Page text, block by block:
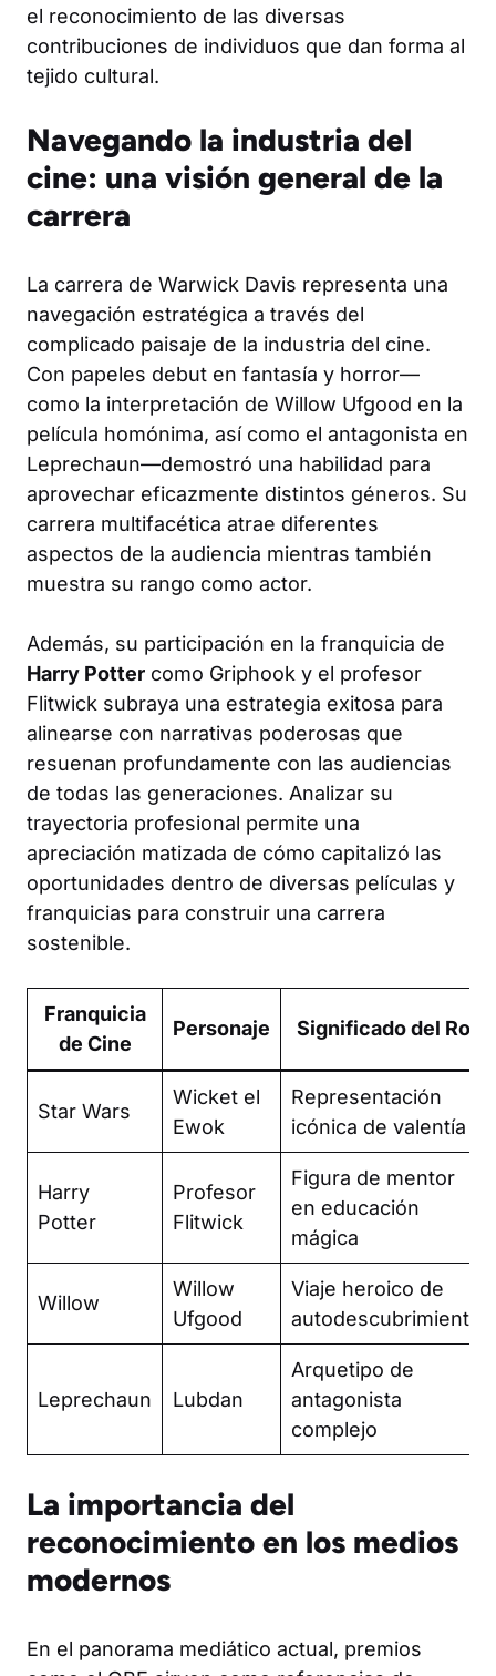
el reconocimiento de las diversas
contribuciones de individuos que dan forma al
tejido cultural.
Navegando la industria del
cine: una visión general de la
carrera
La carrera de Warwick Davis representa una
navegación estratégica a través del
complicado paisaje de la industria del cine.
Con papeles debut en fantasía y horror—
como la interpretación de Willow Ufgood en la
película homónima, así como el antagonista en
Leprechaun—demostró una habilidad para
aprovechar eficazmente distintos géneros. Su
carrera multifacética atrae diferentes
aspectos de la audiencia mientras también
muestra su rango como actor.
Además, su participación en la franquicia de
Harry Potter como Griphook y el profesor
Flitwick subraya una estrategia exitosa para
alinearse con narrativas poderosas que
resuenan profundamente con las audiencias
de todas las generaciones. Analizar su
trayectoria profesional permite una
apreciación matizada de cómo capitalizó las
oportunidades dentro de diversas películas y
franquicias para construir una carrera
sostenible.
Franquicia
de Cine
Personaje Significado del Rol
Star Wars
Wicket el
Ewok
Representación
icónica de valentía
Harry
Potter
Profesor
Flitwick
Figura de mentor
en educación
mágica
Willow
Willow
Ufgood
Viaje heroico de
autodescubrimiento
Leprechaun Lubdan
Arquetipo de
antagonista
complejo
La importancia del
reconocimiento en los medios
modernos
En el panorama mediático actual, premios